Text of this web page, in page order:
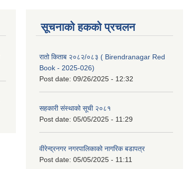
सूचनाको हकको प्रचलन
रातो किताब २०८२/०८३ ( Birendranagar Red
Book - 2025-026)
Post date: 09/26/2025 - 12:32
सहकारी संस्थाको सूची २०८१
Post date: 05/05/2025 - 11:29
वीरेन्द्रनगर नगरपालिकाको नागरिक बडापत्र
Post date: 05/05/2025 - 11:11